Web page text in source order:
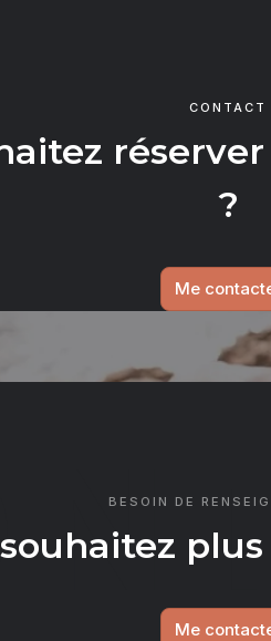
CONTACT
?
Me
BESOIN DE
Me